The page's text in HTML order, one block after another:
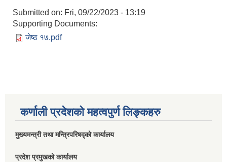
Submitted on: Fri, 09/22/2023 - 13:19
Supporting Documents:
जेष्ठ १७.pdf
कर्णाली प्रदेशको महत्वपुर्ण लिङ्कहरु
मुख्यमन्त्री तथा मन्त्रिपरिषद्को कार्यालय
प्रदेश प्रमुखको कार्यालय